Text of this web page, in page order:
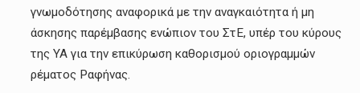
γνωμοδότησης αναφορικά με την αναγκαιότητα ή μη
άσκησης παρέμβασης ενώπιον του ΣτΕ, υπέρ του κύρους
της ΥΑ για την επικύρωση καθορισμού οριογραμμών
ρέματος Ραφήνας.